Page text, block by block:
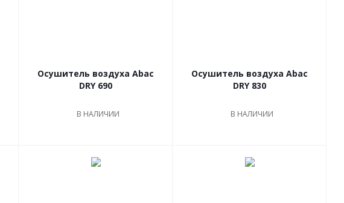
Осушитель воздуха Abac
DRY 690
В НАЛИЧИИ
Осушитель воздуха Abac
DRY 830
В НАЛИЧИИ